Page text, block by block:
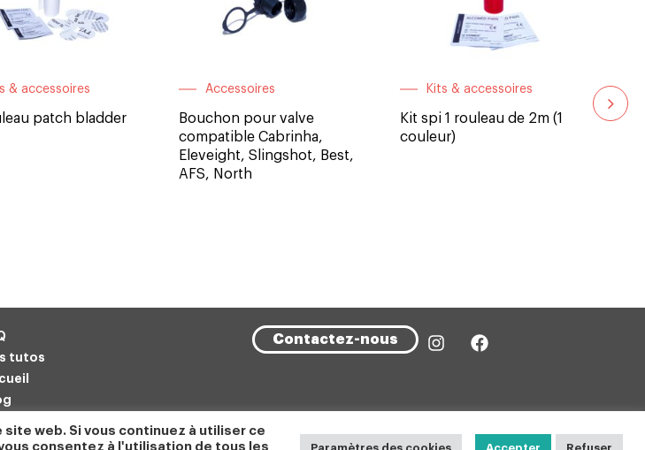
& accessoires
patch bladder
Accessoires
Bouchon pour valve
compatible Cabrinha,
Eleveight, Slingshot, Best,
AFS, North
Kits & accessoires
Kit spi 1 rouleau de 2m (1
couleur)
tutos
Contactez-nous
web. Si vous continuez à utiliser ce
consentez à l'utilisation de tous les
Paramètres des cookies Accepter Refuser